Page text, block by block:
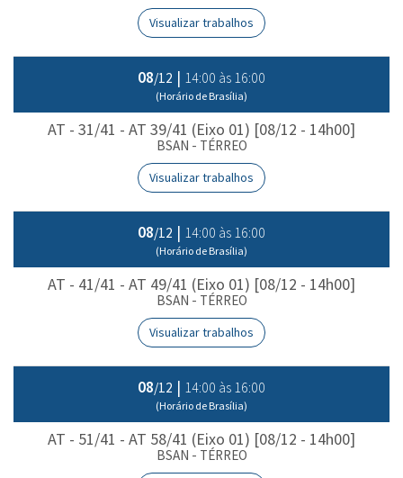
Visualizar trabalhos
08/12 | 14:00 às 16:00
(Horário de Brasília)
AT - 31/41 - AT 39/41 (Eixo 01) [08/12 - 14h00]
BSAN - TÉRREO
Visualizar trabalhos
08/12 | 14:00 às 16:00
(Horário de Brasília)
AT - 41/41 - AT 49/41 (Eixo 01) [08/12 - 14h00]
BSAN - TÉRREO
Visualizar trabalhos
08/12 | 14:00 às 16:00
(Horário de Brasília)
AT - 51/41 - AT 58/41 (Eixo 01) [08/12 - 14h00]
BSAN - TÉRREO